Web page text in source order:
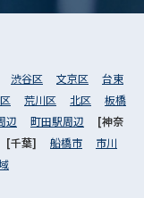
渋谷区 文京区
台東
荒川区 北区
板橋
辺 町田駅周辺
[神奈
[千葉] 船橋市
市川